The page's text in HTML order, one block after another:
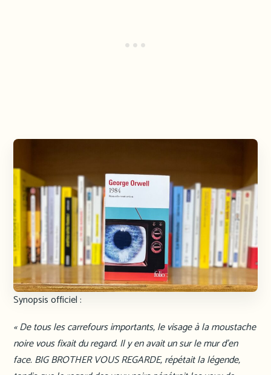
Synopsis officiel :
« De tous les carrefours importants, le visage à la moustache
noire vous fixait du regard. Il y en avait un sur le mur d’en
face. BIG BROTHER VOUS REGARDE, répétait la légende,